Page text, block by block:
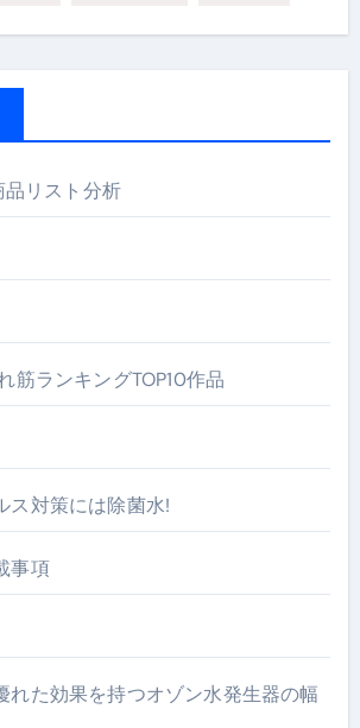
リスト分析
筋ランキングTOP10作品
ス対策には除菌水!
事項
れた効果を持つオゾン水発生器の幅